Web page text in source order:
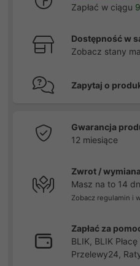
Zapłać w ciągu
Dostępność w
Zobacz stany
Zapytaj o
Gwarancja
12 miesiące
Zwrot /
Masz na to 14
Zobacz regulamin i
Zapłać za
BLIK, BLIK
Przelewy24,